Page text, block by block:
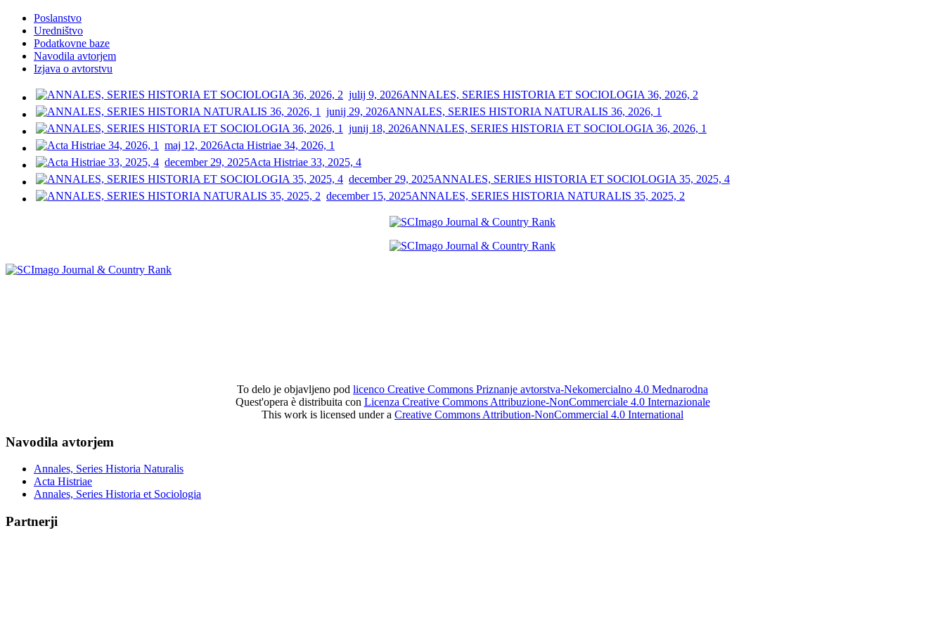
Poslanstvo
Uredništvo
Podatkovne baze
Navodila avtorjem
Izjava o avtorstvu
julij 9, 2026ANNALES, SERIES HISTORIA ET SOCIOLOGIA 36, 2026, 2
junij 29, 2026ANNALES, SERIES HISTORIA NATURALIS 36, 2026, 1
junij 18, 2026ANNALES, SERIES HISTORIA ET SOCIOLOGIA 36, 2026, 1
maj 12, 2026Acta Histriae 34, 2026, 1
december 29, 2025Acta Histriae 33, 2025, 4
december 29, 2025ANNALES, SERIES HISTORIA ET SOCIOLOGIA 35, 2025, 4
december 15, 2025ANNALES, SERIES HISTORIA NATURALIS 35, 2025, 2
To delo je objavljeno pod licenco Creative Commons Priznanje avtorstva-Nekomercialno 4.0 Mednarodna
Quest'opera è distribuita con Licenza Creative Commons Attribuzione-NonCommerciale 4.0 Internazionale
This work is licensed under a Creative Commons Attribution-NonCommercial 4.0 International
Navodila avtorjem
Annales, Series Historia Naturalis
Acta Histriae
Annales, Series Historia et Sociologia
Partnerji